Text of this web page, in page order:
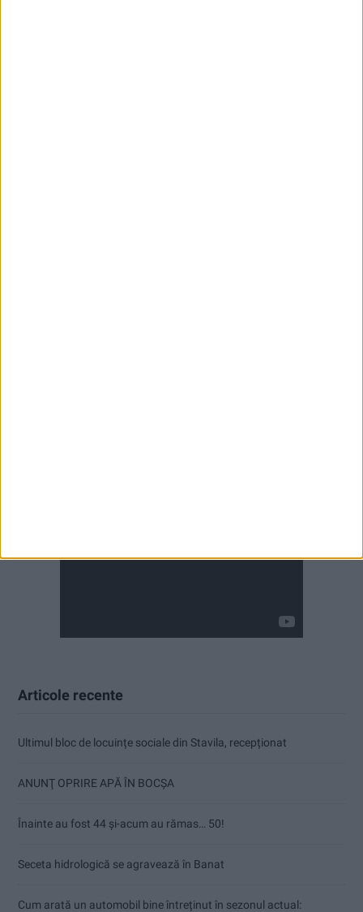
Articole recente
Ultimul bloc de locuințe sociale din Stavila, recepționat
ANUNŢ OPRIRE APĂ ÎN BOCȘA
Înainte au fost 44 și-acum au rămas… 50!
Seceta hidrologică se agravează în Banat
Cum arată un automobil bine întreținut în sezonul actual: